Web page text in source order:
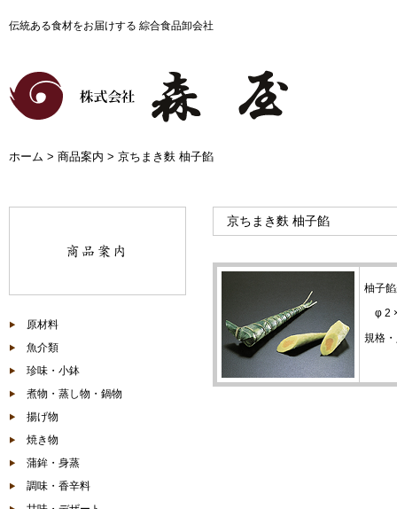
伝統ある食材をお届けする 綜合食品卸会社
ホーム > 商品案内 > 京ちまき麩 柚子餡
京ちまき麩 柚子餡
柚子
φ 2
規格
原材料
魚介類
珍味・小鉢
煮物・蒸し物・鍋物
揚げ物
焼き物
蒲鉾・身蒸
調味・香辛料